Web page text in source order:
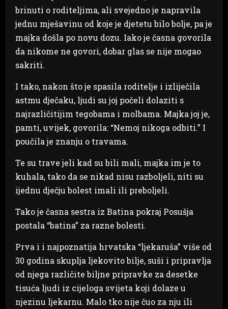
brinuti o roditeljima, ali svejedno je napravila
jednu mješavinu od koje je djetetu bilo bolje, pa je
majka došla po novu dozu. Iako je časna govorila
da nikome ne govori, dobar glas se nije mogao
sakriti.
I tako, nakon što je spasila roditelje i izliječila
astmu dječaku, ljudi su joj počeli dolaziti s
najrazličitijim tegobama i molbama. Majka joj je,
pamti, uvijek, govorila: “Nemoj nikoga odbiti.” I
poučila je znanju o travama.
Te su trave jeli kad su bili mali, majka im je to
kuhala, tako da se nikad nisu razboljeli, niti su
ijednu dječju bolest imali ili preboljeli.
Tako je časna sestra iz Batina pokraj Posušja
postala “batina” za razne bolesti.
Prva i i najpoznatija hrvatska “ljekaruša” više od
30 godina skuplja ljekovito bilje, suši i pripravlja
od njega različite biljne pripravke za desetke
tisuća ljudi iz cijeloga svijeta koji dolaze u
njezinu ljekarnu. Malo tko nije čuo za nju ili